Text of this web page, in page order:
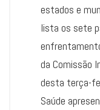
estados e
lista os sete
da Comissão
desta terça-
Saúde